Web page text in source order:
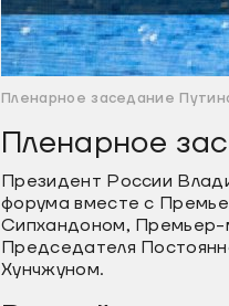
Пленарное заседание
Пленарное
Президент России
форума вместе с
Сипхандоном, Премьер-
Председателя
Хунчжуном.